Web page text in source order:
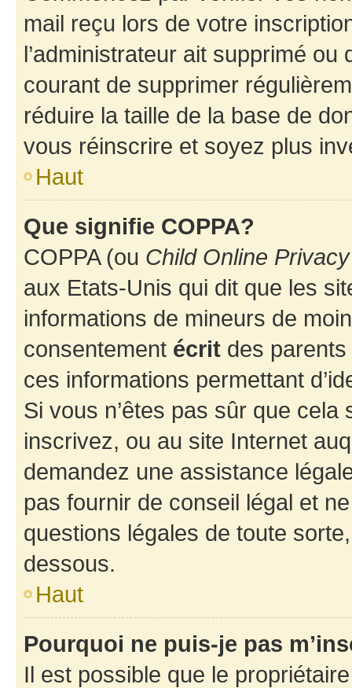
mail reçu lors de votre
l’administrateur ait supprimé
courant de supprimer
réduire la taille de la base de
vous réinscrire et soyez plus
Haut
Que signifie COPPA?
COPPA (ou Child Online
aux Etats-Unis qui dit que les
informations de mineurs de
consentement écrit des parents
ces informations permettant
Si vous n’êtes pas sûr que
inscrivez, ou au site Internet
demandez une assistance
pas fournir de conseil légal et
questions légales de toute
dessous.
Haut
Pourquoi ne puis-je pas
Il est possible que le